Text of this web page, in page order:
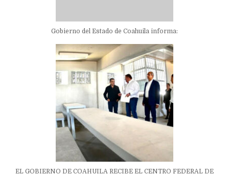
Gobierno del Estado de Coahuila informa:
EL GOBIERNO DE COAHUILA RECIBE EL CENTRO FEDERAL DE